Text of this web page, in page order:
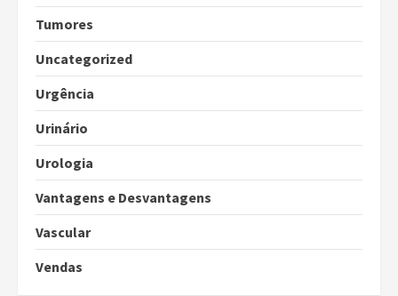
Tumores
Uncategorized
Urgência
Urinário
Urologia
Vantagens e Desvantagens
Vascular
Vendas